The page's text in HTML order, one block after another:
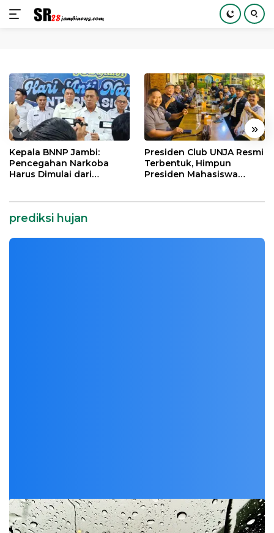
konten
« »
Kepala BNNP Jambi:
Pencegahan Narkoba
Harus Dimulai dari
Presiden Club UNJA Resmi
Terbentuk, Himpun
Presiden Mahasiswa
prediksi hujan